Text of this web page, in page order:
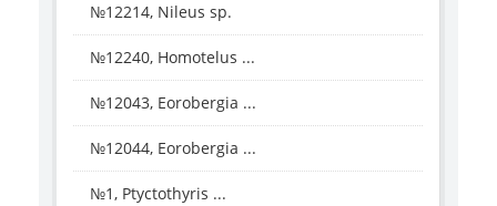
№12214, Nileus sp.
№12240, Homotelus ...
№12043, Eorobergia ...
№12044, Eorobergia ...
№1, Ptyctothyris ...